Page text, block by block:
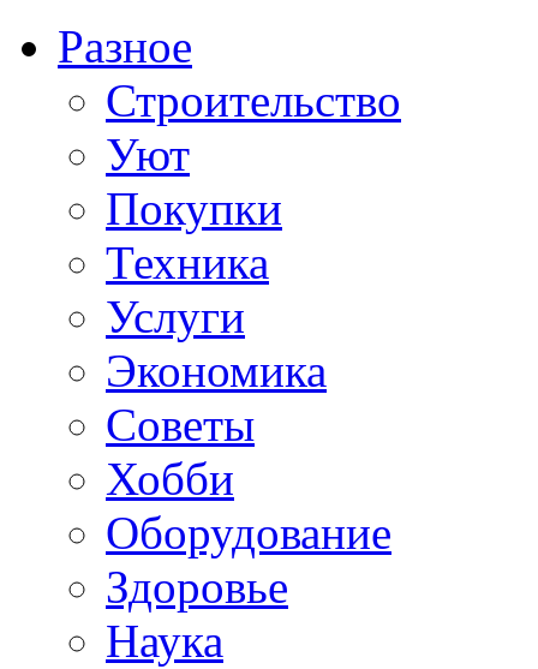
Разное
Строительство
Уют
Покупки
Техника
Услуги
Экономика
Советы
Хобби
Oборудование
Здоровье
Наука